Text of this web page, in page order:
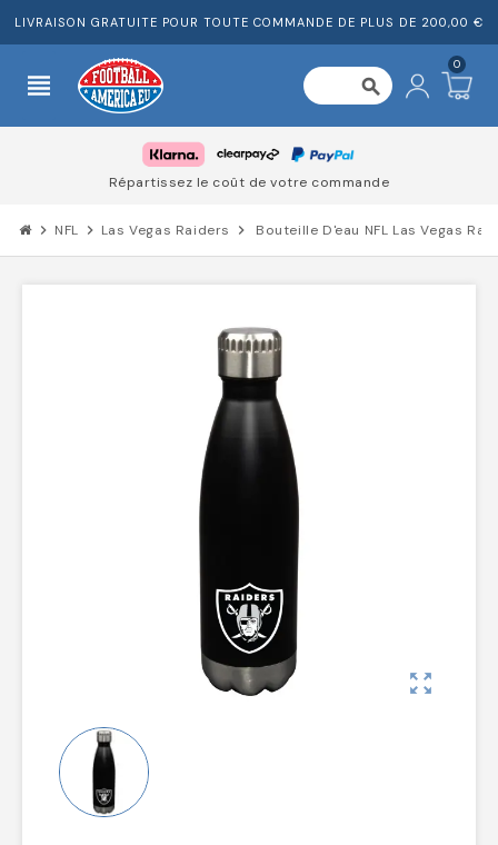
LIVRAISON GRATUITE POUR TOUTE COMMANDE DE PLUS DE 200,00 €
view_headline search
0
Répartissez le coût de votre commande
chevron_right NFL chevron_right Las Vegas Raiders chevron_right Bouteille D'eau NFL Las Vegas
zoom_out_map